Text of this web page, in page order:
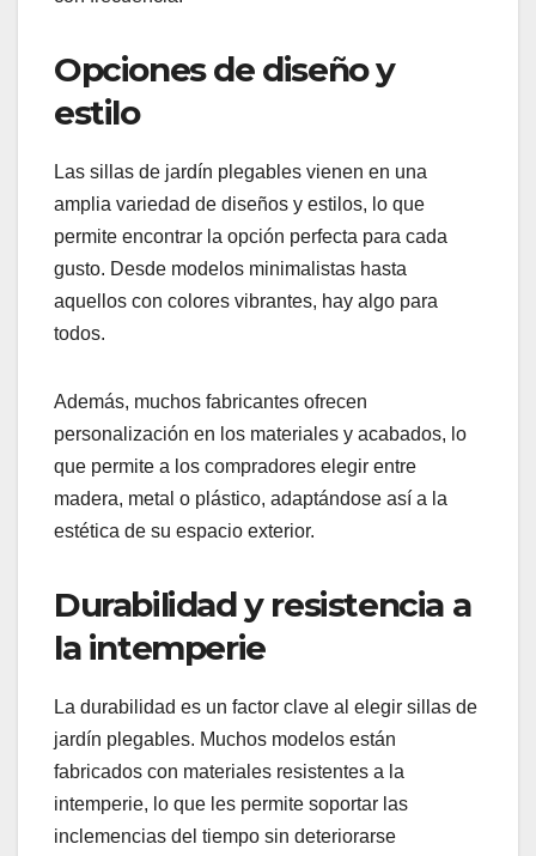
Opciones de diseño y
estilo
Las sillas de jardín plegables vienen en una
amplia variedad de diseños y estilos, lo que
permite encontrar la opción perfecta para cada
gusto. Desde modelos minimalistas hasta
aquellos con colores vibrantes, hay algo para
todos.
Además, muchos fabricantes ofrecen
personalización en los materiales y acabados, lo
que permite a los compradores elegir entre
madera, metal o plástico, adaptándose así a la
estética de su espacio exterior.
Durabilidad y resistencia a
la intemperie
La durabilidad es un factor clave al elegir sillas de
jardín plegables. Muchos modelos están
fabricados con materiales resistentes a la
intemperie, lo que les permite soportar las
inclemencias del tiempo sin deteriorarse